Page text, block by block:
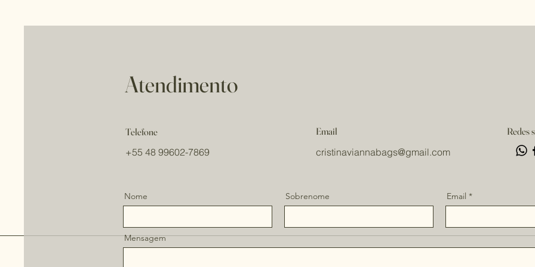
Atendimento
Telefone
+55 48 99602-7869
Email
cristinaviannabags@gmail.com
Redes
Nome Sobrenome Email
Mensagem